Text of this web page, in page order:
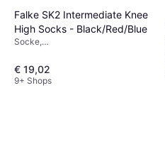
Falke SK2 Intermediate Knee
High Socks - Black/Red/Blue
Socke,
Kniestrumpf, Material: Acryl, Wolle,
Polypropylen, Polyamid,
Wasserabweisend, Langlebig,
€ 19,02
9+ Shops